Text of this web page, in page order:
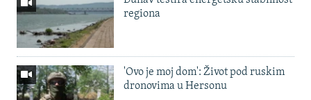
regiona
'Ovo je moj dom': Život pod ruskim
dronovima u Hersonu